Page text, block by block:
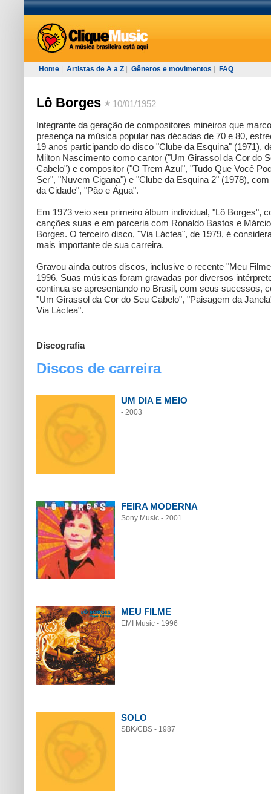
Home Artistas de A a Z Gêneros e movimentos FAQ
Lô Borges 10/01/1952
Integrante da geração de compositores mineiros que
presença na música popular nas décadas de 70 e 80,
19 anos participando do disco "Clube da Esquina" (1971),
Milton Nascimento como cantor ("Um Girassol da Cor do
Cabelo") e compositor ("O Trem Azul", "Tudo Que Você
Ser", "Nuvem Cigana") e "Clube da Esquina 2" (1978),
da Cidade", "Pão e Água".
Em 1973 veio seu primeiro álbum individual, "Lô Borges",
canções suas e em parceria com Ronaldo Bastos e Márcio
Borges. O terceiro disco, "Via Láctea", de 1979, é
mais importante de sua carreira.
Gravou ainda outros discos, inclusive o recente "Meu
1996. Suas músicas foram gravadas por diversos
continua se apresentando no Brasil, com seus sucessos,
"Um Girassol da Cor do Seu Cabelo", "Paisagem da
Via Láctea".
Discografia
Discos de carreira
UM DIA E MEIO
- 2003
FEIRA MODERNA
Sony Music - 2001
MEU FILME
EMI Music - 1996
SOLO
SBK/CBS - 1987